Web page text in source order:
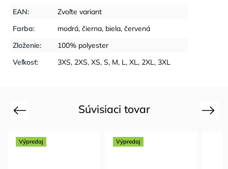
EAN:
Zvoľte variant
Farba: modrá, čierna, biela, červená
Zloženie:
100% polyester
Veľkosť: 3XS, 2XS, XS, S, M, L , XL , 2XL , 3XL
Súvisiaci tovar
Previous
Výpredaj Výpredaj
Next